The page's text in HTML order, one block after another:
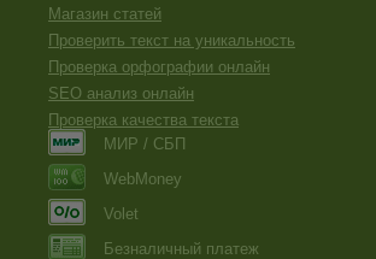
Магазин статей
Проверить текст на уникальность
Проверка орфографии онлайн
SEO анализ онлайн
Проверка качества текста
МИР / СБП
WebMoney
Volet
Безналичный платеж